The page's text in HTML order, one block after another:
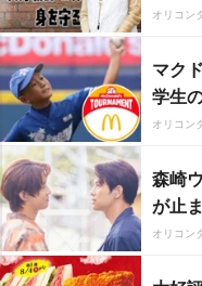
オリコン
マク
学生
オリコン
森崎
が止
オリコン